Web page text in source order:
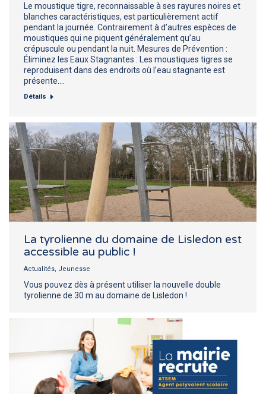
Le moustique tigre, reconnaissable à ses rayures noires et
blanches caractéristiques, est particulièrement actif
pendant la journée. Contrairement à d’autres espèces de
moustiques qui ne piquent généralement qu’au
crépuscule ou pendant la nuit. Mesures de Prévention :
Éliminez les Eaux Stagnantes : Les moustiques tigres se
reproduisent dans des endroits où l’eau stagnante est
présente.…
Détails
La tyrolienne du domaine de Lisledon est
accessible au public !
Actualités, Jeunesse
Vous pouvez dès à présent utiliser la nouvelle double
tyrolienne de 30 m au domaine de Lisledon !